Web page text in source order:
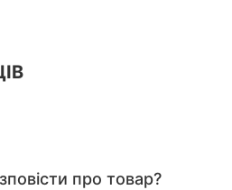
про товар?